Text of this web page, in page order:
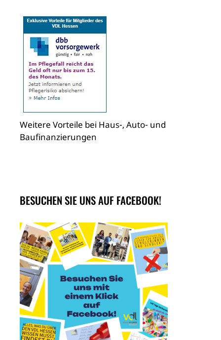
Weitere Vorteile bei Haus-, Auto- und
Baufinanzierungen
BESUCHEN SIE UNS AUF FACEBOOK!